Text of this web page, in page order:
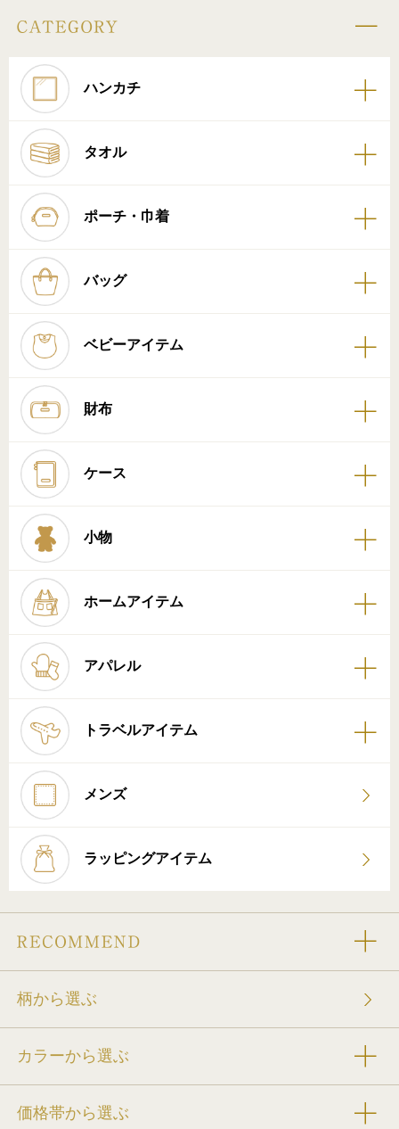
ハンカチ
タオル
ポーチ・巾着
バッグ
ベビーアイテム
財布
ケース
小物
ホームアイテム
アパレル
トラベルアイテム
メンズ
ラッピングアイテム
柄から選ぶ
カラーから選ぶ
価格帯から選ぶ